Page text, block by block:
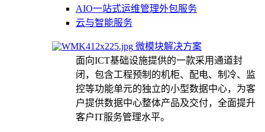
AIO一站式运维管理外包服务
云与智能服务
微模块解决方案
面向ICT基础设施提供的一款采用通道封
闭，包含工程预制的机柜、配电、制冷、监
控等功能单元的独立的小型数据中心，为客
户提供数据中心整体产品及交付，全面提升
客户IT服务管理水平。